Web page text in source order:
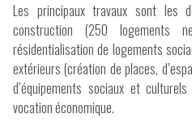
Les principaux travaux sont les
construction (250 logements
résidentialisation de logements
extérieurs (création de places,
d’équipements sociaux et
vocation économique.